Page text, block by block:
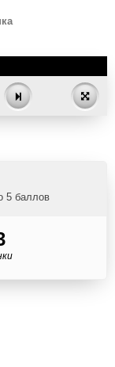
5 баллов